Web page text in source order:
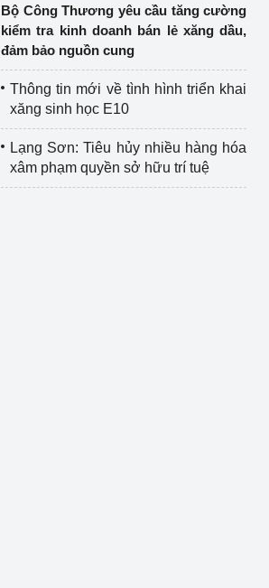
Bộ Công Thương yêu cầu tăng cường
kiểm tra kinh doanh bán lẻ xăng dầu,
đảm bảo nguồn cung
Thông tin mới về tình hình triển khai
xăng sinh học E10
Lạng Sơn: Tiêu hủy nhiều hàng hóa
xâm phạm quyền sở hữu trí tuệ